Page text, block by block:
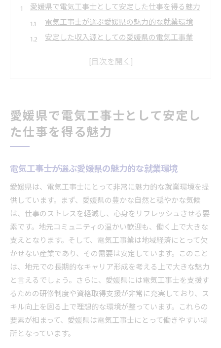
愛媛県で電気工事士として安定した仕事を得る魅力
電気工事士が選ぶ愛媛県の魅力的な就業環境
安定した収入源としての愛媛県の電気工事業
電気工事士が愛媛県で得られる安定感
地元企業との協力で電気工事士のスキルを高めるチ
ャンス
愛媛県でのスキル向上の機会を活かす
実践的な技術を身につけるための協力関係
地元企業から学ぶ最新技術
スキルと経験が磨かれる環境で働く
愛媛県の自然環境が電気工事士の働きやすさを促進
自然に囲まれた職場環境の魅力
愛媛県の気候が与えるモチベーションへの影響
自然環境が電気工事士に与えるリフレッシュ効
果
愛媛県の自然が生む仕事のしやすさ
自然環境と電気工事士の関係性
愛媛県の自然がもたらす仕事の活力
愛媛県で電気工事士として安定し
た仕事を得る魅力
電気工事士が選ぶ愛媛県の魅力的な就業環境
愛媛県は、電気工事士にとって非常に魅力的な就業環境を提
供しています。まず、愛媛県の豊かな自然と穏やかな気候
は、仕事のストレスを軽減し、心身をリフレッシュさせる要
素です。地元コミュニティの温かい歓迎も、働く上で大きな
支えとなります。そして、電気工事業は地域経済にとって欠
かせない産業であり、その需要は安定しています。このこと
は、地元での長期的なキャリア形成を考える上で大きな魅力
と言えるでしょう。さらに、愛媛県には電気工事士を支援す
るための研修制度や資格取得支援が非常に充実しており、ス
キル向上を図る上で理想的な環境が整っています。これらの
要素が相まって、愛媛県は電気工事士にとって働きやすい場
所となっています。